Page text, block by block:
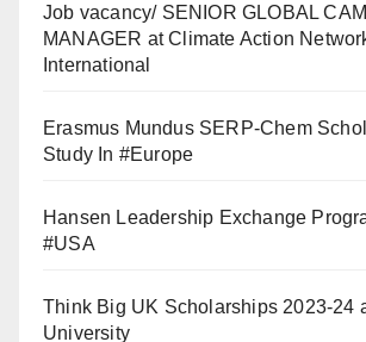
Job vacancy/ SENIOR GLOBAL
MANAGER at Climate Action
International
Erasmus Mundus SERP-Chem
Study In #Europe
Hansen Leadership Exchange
#USA
Think Big UK Scholarships 2023-24
University